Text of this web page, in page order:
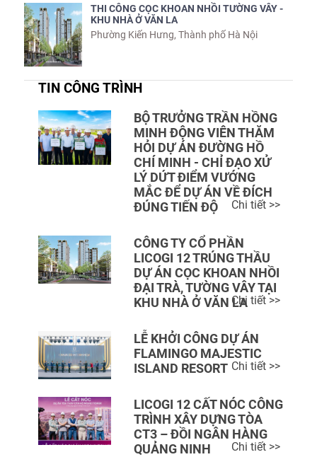
THI CÔNG CỌC KHOAN NHỒI TƯỜNG VÂY -
KHU NHÀ Ở VĂN LA
Phường Kiến Hưng, Thành phố Hà Nội
TIN CÔNG TRÌNH
BỘ TRƯỞNG TRẦN HỒNG
MINH ĐỘNG VIÊN THĂM
HỎI DỰ ÁN ĐƯỜNG HỒ
CHÍ MINH - CHỈ ĐẠO XỬ
LÝ DỨT ĐIỂM VƯỚNG
MẮC ĐỂ DỰ ÁN VỀ ĐÍCH
ĐÚNG TIẾN ĐỘ
Chi tiết >>
CÔNG TY CỔ PHẦN
LICOGI 12 TRÚNG THẦU
DỰ ÁN CỌC KHOAN NHỒI
ĐẠI TRÀ, TƯỜNG VÂY TẠI
KHU NHÀ Ở VĂN LAChi tiết >>
LỄ KHỞI CÔNG DỰ ÁN
FLAMINGO MAJESTIC
ISLAND RESORT Chi tiết >>
LICOGI 12 CẤT NÓC CÔNG
TRÌNH XÂY DỰNG TÒA
CT3 – ĐỒI NGÂN HÀNG
QUẢNG NINH
Chi tiết >>